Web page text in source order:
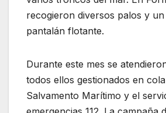
recogieron diversos palos y
pantalán flotante.
Durante este mes se
todos ellos gestionados en
Salvamento Marítimo y el